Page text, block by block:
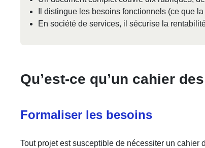
Il distingue les besoins fonctionnels (ce que
En société de services, il sécurise la
Qu’est-ce qu’un cahier
Formaliser les besoins
Tout projet est susceptible de nécessiter un cahier